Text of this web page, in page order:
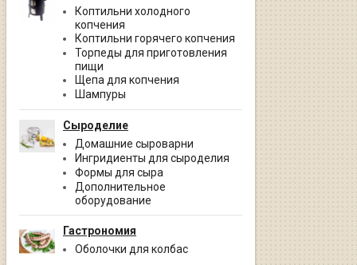
Коптильни холодного
копчения
Коптильни горячего копчения
Торпеды для приготовления
пищи
Щепа для копчения
Шампуры
Сыроделие
Домашние сыроварни
Ингридиенты для сыроделия
Формы для сыра
Дополнительное
оборудование
Гастрономия
Оболочки для колбас